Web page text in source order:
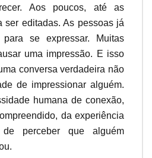
Aos poucos, até as
ser editadas. As pessoas já
se expressar. Muitas
uma impressão. E isso
conversa verdadeira não
de impressionar alguém.
humana de conexão,
da experiência
de perceber que alguém